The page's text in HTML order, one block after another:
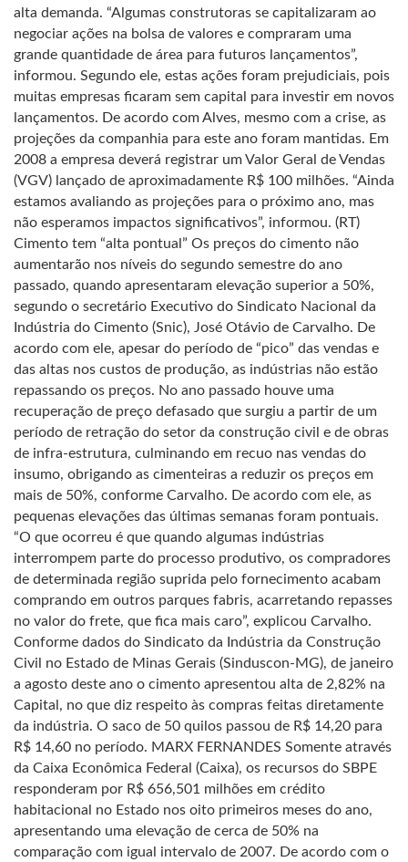
alta demanda. “Algumas construtoras se capitalizaram ao
negociar ações na bolsa de valores e compraram uma
grande quantidade de área para futuros lançamentos”,
informou. Segundo ele, estas ações foram prejudiciais, pois
muitas empresas ficaram sem capital para investir em novos
lançamentos. De acordo com Alves, mesmo com a crise, as
projeções da companhia para este ano foram mantidas. Em
2008 a empresa deverá registrar um Valor Geral de Vendas
(VGV) lançado de aproximadamente R$ 100 milhões. “Ainda
estamos avaliando as projeções para o próximo ano, mas
não esperamos impactos significativos”, informou. (RT)
Cimento tem “alta pontual” Os preços do cimento não
aumentarão nos níveis do segundo semestre do ano
passado, quando apresentaram elevação superior a 50%,
segundo o secretário Executivo do Sindicato Nacional da
Indústria do Cimento (Snic), José Otávio de Carvalho. De
acordo com ele, apesar do período de “pico” das vendas e
das altas nos custos de produção, as indústrias não estão
repassando os preços. No ano passado houve uma
recuperação de preço defasado que surgiu a partir de um
período de retração do setor da construção civil e de obras
de infra-estrutura, culminando em recuo nas vendas do
insumo, obrigando as cimenteiras a reduzir os preços em
mais de 50%, conforme Carvalho. De acordo com ele, as
pequenas elevações das últimas semanas foram pontuais.
“O que ocorreu é que quando algumas indústrias
interrompem parte do processo produtivo, os compradores
de determinada região suprida pelo fornecimento acabam
comprando em outros parques fabris, acarretando repasses
no valor do frete, que fica mais caro”, explicou Carvalho.
Conforme dados do Sindicato da Indústria da Construção
Civil no Estado de Minas Gerais (Sinduscon-MG), de janeiro
a agosto deste ano o cimento apresentou alta de 2,82% na
Capital, no que diz respeito às compras feitas diretamente
da indústria. O saco de 50 quilos passou de R$ 14,20 para
R$ 14,60 no período. MARX FERNANDES Somente através
da Caixa Econômica Federal (Caixa), os recursos do SBPE
responderam por R$ 656,501 milhões em crédito
habitacional no Estado nos oito primeiros meses do ano,
apresentando uma elevação de cerca de 50% na
comparação com igual intervalo de 2007. De acordo com o